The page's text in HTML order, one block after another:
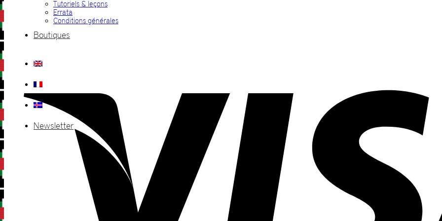
Tutoriels & leçons
Errata
Conditions générales
Boutiques
Newsletter